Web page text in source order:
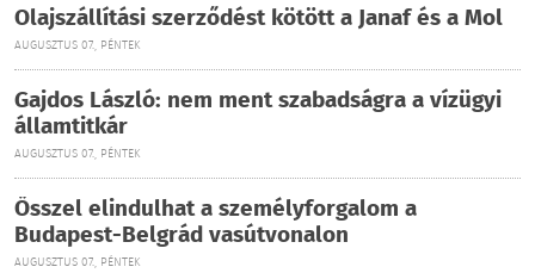
Olajszállítási szerződést kötött a Janaf és a Mol
AUGUSZTUS 07., PÉNTEK
Gajdos László: nem ment szabadságra a vízügyi
államtitkár
AUGUSZTUS 07., PÉNTEK
Ősszel elindulhat a személyforgalom a
Budapest-Belgrád vasútvonalon
AUGUSZTUS 07., PÉNTEK